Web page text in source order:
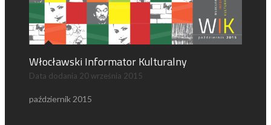
Włocławski Informator Kulturalny
Data dodania 20 września 2015
październik 2015